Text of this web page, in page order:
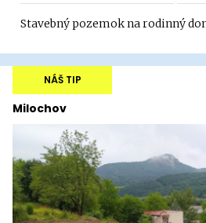
Stavebný pozemok na rodinný
Milochov
NÁŠ TIP